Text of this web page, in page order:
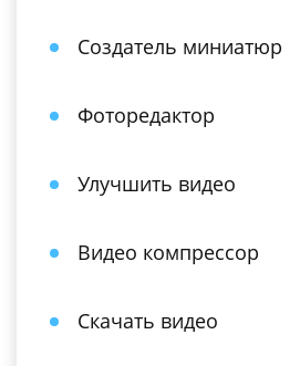
Создатель миниатюр
Фоторедактор
Улучшить видео
Видео компрессор
Скачать видео